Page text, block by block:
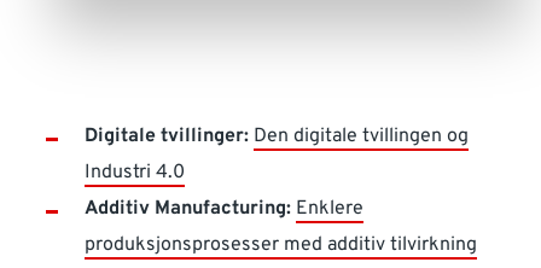
Digitale tvillinger: Den digitale tvillingen og
Industri 4.0
Additiv Manufacturing: Enklere
produksjonsprosesser med additiv tilvirkning